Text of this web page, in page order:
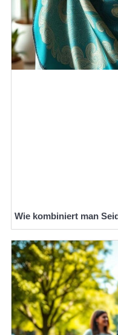
Wie kombiniert man